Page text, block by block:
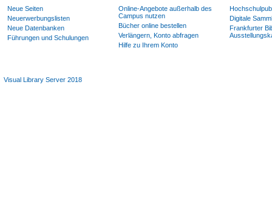
Neue Seiten
Neuerwerbungslisten
Neue Datenbanken
Führungen und Schulungen
Online-Angebote außerhalb des
Campus nutzen
Bücher online bestellen
Verlängern, Konto abfragen
Hilfe zu Ihrem Konto
Digitale
Frankfurter
Visual Library Server 2018